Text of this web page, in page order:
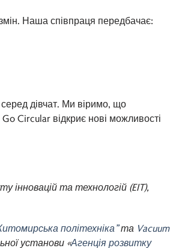
Наша співпраця передбачає:
дівчат. Ми віримо, що
Circular відкриє нові можливості
інновацій та технологій (EIT),
політехніка”та Vacuum
установи «Агенція розвитку